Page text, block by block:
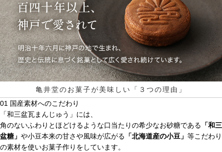
亀井堂のお菓子が美味しい「３つの理由」
01 国産素材へのこだわり
「和三盆瓦まんじゅう」には、
角のないふわりとほどけるような口当たりの希少なお砂糖である 「和三
盆糖」 や小豆本来の甘さや風味が広がる 「北海道産の小豆」 等こだわり
の素材を使いお菓子作りをしています。